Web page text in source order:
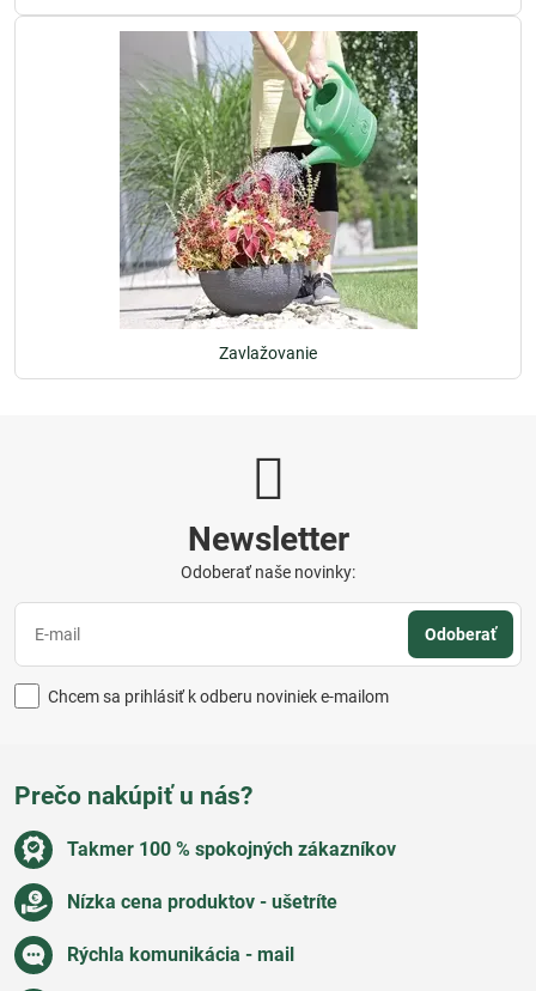
Zavlažovanie
Newsletter
Odoberať naše novinky:
Odoberať
Chcem sa prihlásiť k odberu noviniek e-mailom
Prečo nakúpiť u nás?
Takmer 100 % spokojných zákazníkov
Nízka cena produktov - ušetríte
Rýchla komunikácia - mail